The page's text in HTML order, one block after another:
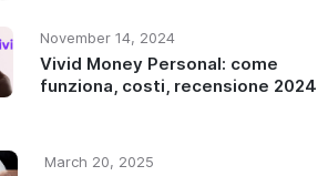
November 14, 2024
Vivid Money Personal: come
funziona, costi, recensione 2024
March 20, 2025